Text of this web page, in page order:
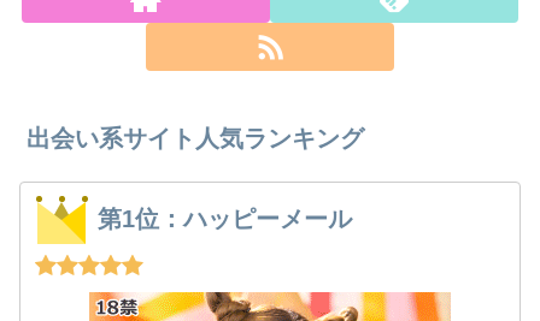
出会い系サイト人気ランキング
第1位：ハッピーメール